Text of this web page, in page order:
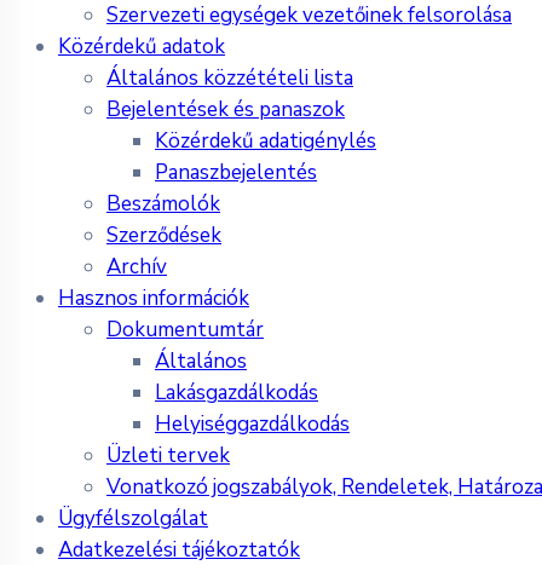
Szervezeti egységek vezetőinek felsorolása
Közérdekű adatok
Általános közzétételi lista
Bejelentések és panaszok
Közérdekű adatigénylés
Panaszbejelentés
Beszámolók
Szerződések
Archív
Hasznos információk
Dokumentumtár
Általános
Lakásgazdálkodás
Helyiséggazdálkodás
Üzleti tervek
Vonatkozó jogszabályok, Rendeletek,
Ügyfélszolgálat
Adatkezelési tájékoztatók